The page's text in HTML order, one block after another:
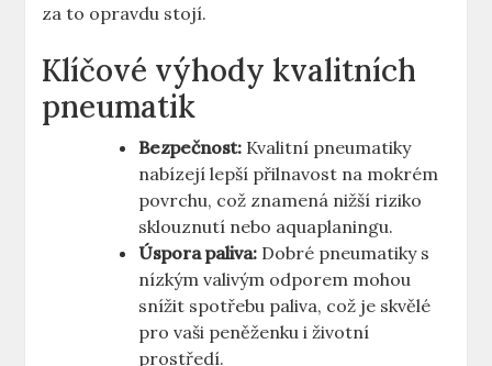
za to opravdu stojí.
Klíčové výhody kvalitních
pneumatik
Bezpečnost: Kvalitní pneumatiky
nabízejí lepší přilnavost na mokrém
povrchu, což znamená nižší riziko
sklouznutí nebo aquaplaningu.
Úspora paliva: Dobré pneumatiky s
nízkým valivým odporem mohou
snížit spotřebu paliva, což je skvělé
pro vaši peněženku i životní
prostředí.